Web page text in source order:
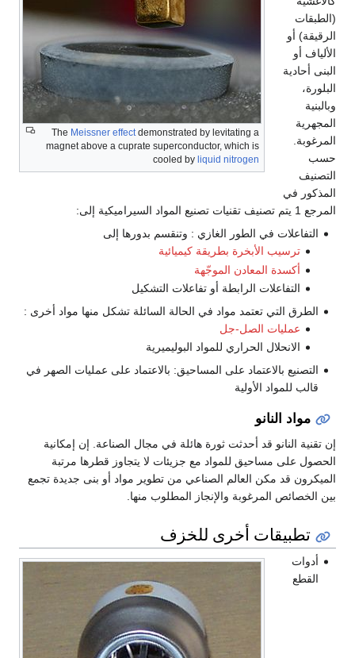
The Meissner effectdemonstrated by levitating a
magnet above a cuprate superconductor, which is
cooled by liquid nitrogen
(الطبقات
الرقيقة) أو
الألياف أو
البنى أحادية
البلورة،
وبالبنية
المجهرية
المرغوبة.
حسب
التصنيف
المذكور في
المرجع 1 يتم تصنيف تقنيات تصنيع المواد السيراميكية إلى:
التفاعلات في الطور الغازي : وتنقسم بدورها إلى
ترسيب الأبخرة بطريقة كيميائية
أكسدة المعادن الموجّهة
التفاعلات الرابطة أو تفاعلات التشكيل
الطرق التي تعتمد مواد في الحالة السائلة تشكل منها مواد أخرى :
عمليات الصل-جل
الانحلال الحراري للمواد البوليميرية
التصنيع بالاعتماد على المساحيق: بالاعتماد على عمليات الصهر في
قالب للمواد الأولية
مواد النانو
إن تقنية النانو قد أحدثت ثورة هائلة في مجال الصناعة. إن إمكانية
الحصول على مساحيق للمواد مع جزيئات لا يتجاوز قطرها مرتبة
الميكرون قد مكن العالم الصناعي من تطوير مواد أو بنى جديدة تجمع
بين الخصائص المرغوبة والإنجاز المطلوب منها.
تطبيقات أخرى للخزف
أدوات
القطع